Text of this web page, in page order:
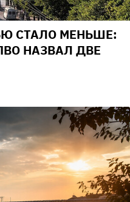
СТАЛО МЕНЬШЕ:
НАЗВАЛ ДВЕ